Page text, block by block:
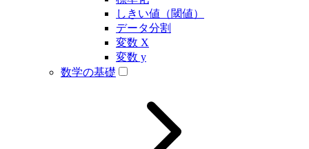
しきい値（閾値）
データ分割
変数 X
変数 y
数学の基礎